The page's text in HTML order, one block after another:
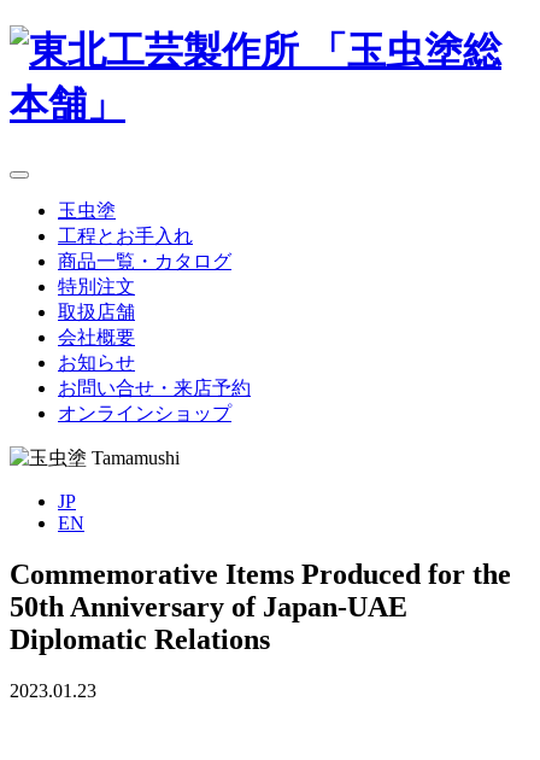
玉虫塗
工程とお手入れ
商品一覧・カタログ
特別注文
取扱店舗
会社概要
お知らせ
お問い合せ・来店予約
オンラインショップ
JP
EN
Commemorative Items Produced for the
50th Anniversary of Japan-UAE
Diplomatic Relations
2023.01.23